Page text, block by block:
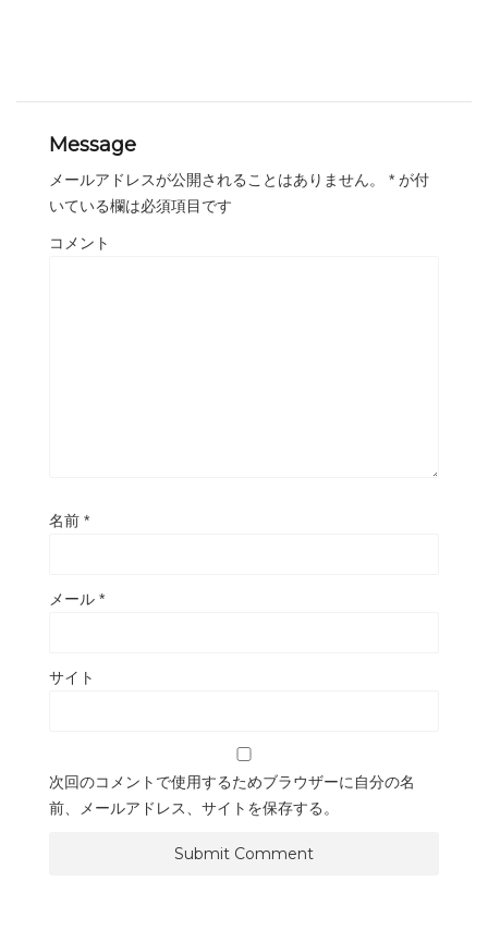
Message
メールアドレスが公開されることはありません。 * が付
いている欄は必須項目です
コメント
名前 *
メール *
サイト
次回のコメントで使用するためブラウザーに自分の名
前、メールアドレス、サイトを保存する。